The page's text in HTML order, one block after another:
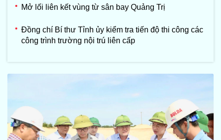
Mở lối liên kết vùng từ sân bay Quảng Trị
Đồng chí Bí thư Tỉnh ủy kiểm tra tiến độ thi công các
công trình trường nội trú liên cấp